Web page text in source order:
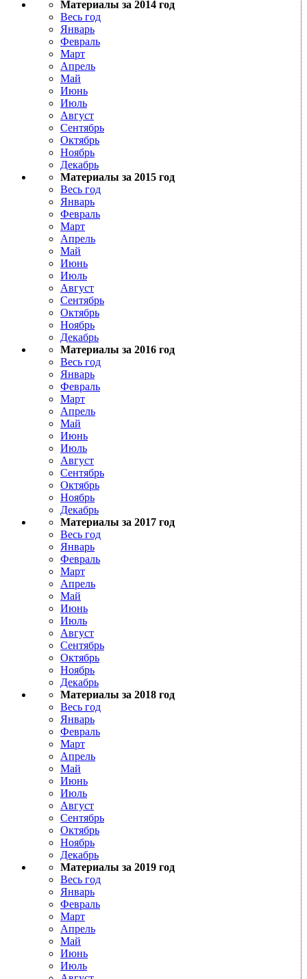
Материалы за 2014 год
Весь год
Январь
Февраль
Март
Апрель
Май
Июнь
Июль
Август
Сентябрь
Октябрь
Ноябрь
Декабрь
Материалы за 2015 год
Весь год
Январь
Февраль
Март
Апрель
Май
Июнь
Июль
Август
Сентябрь
Октябрь
Ноябрь
Декабрь
Материалы за 2016 год
Весь год
Январь
Февраль
Март
Апрель
Май
Июнь
Июль
Август
Сентябрь
Октябрь
Ноябрь
Декабрь
Материалы за 2017 год
Весь год
Январь
Февраль
Март
Апрель
Май
Июнь
Июль
Август
Сентябрь
Октябрь
Ноябрь
Декабрь
Материалы за 2018 год
Весь год
Январь
Февраль
Март
Апрель
Май
Июнь
Июль
Август
Сентябрь
Октябрь
Ноябрь
Декабрь
Материалы за 2019 год
Весь год
Январь
Февраль
Март
Апрель
Май
Июнь
Июль